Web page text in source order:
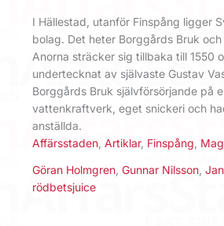
I Hällestad, utanför Finspång ligger
bolag. Det heter Borggårds Bruk
Anorna sträcker sig tillbaka till 1550
undertecknat av självaste Gustav
Borggårds Bruk självförsörjande på
vattenkraftverk, eget snickeri och
anställda.
Affärsstaden Artiklar, Finspång
Göran Holmgren Gunnar Nilsson
rödbetsjuice